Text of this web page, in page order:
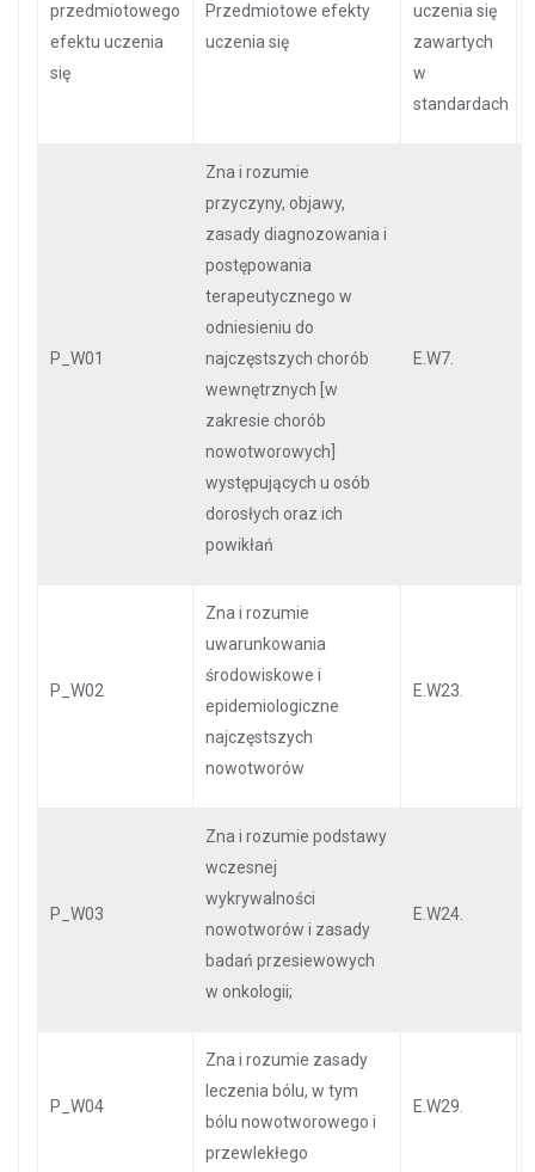
przedmiotowego
efektu uczenia
się
Przedmiotowe efekty
uczenia się
uczenia się
zawartych
w
standardach
P_W01
Zna i rozumie
przyczyny, objawy,
zasady diagnozowania i
postępowania
terapeutycznego w
odniesieniu do
najczęstszych chorób
wewnętrznych [w
zakresie chorób
nowotworowych]
występujących u osób
dorosłych oraz ich
powikłań
E.W7.
P_W02
Zna i rozumie
uwarunkowania
środowiskowe i
epidemiologiczne
najczęstszych
nowotworów
E.W23.
P_W03
Zna i rozumie podstawy
wczesnej
wykrywalności
nowotworów i zasady
badań przesiewowych
w onkologii;
E.W24.
P_W04
Zna i rozumie zasady
leczenia bólu, w tym
bólu nowotworowego i
przewlekłego
E.W29.